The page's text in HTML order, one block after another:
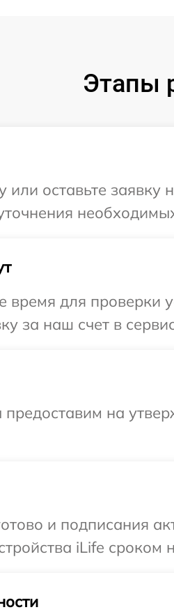
Этапы
оставьте заявку
для проверки
за наш счет в
на
и подписания
iLife сроком